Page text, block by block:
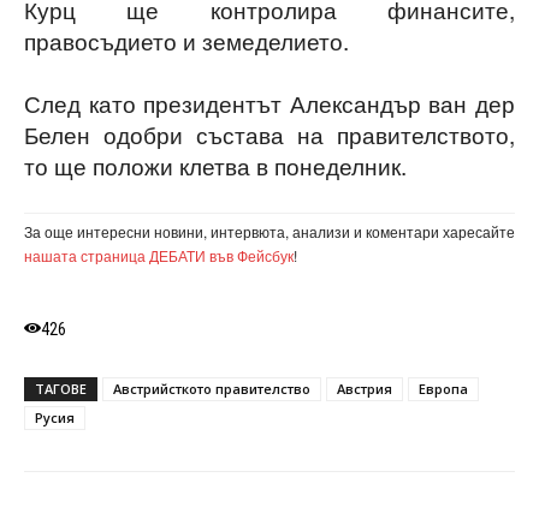
Курц ще контролира финансите,
правосъдието и земеделието.
След като президентът Александър ван дер
Белен одобри състава на правителството,
то ще положи клетва в понеделник.
За още интересни новини, интервюта, анализи и коментари харесайте
нашата страница ДЕБАТИ във Фейсбук!
426
ТАГОВЕ Австрийсткото правителство Австрия
Европа
Русия